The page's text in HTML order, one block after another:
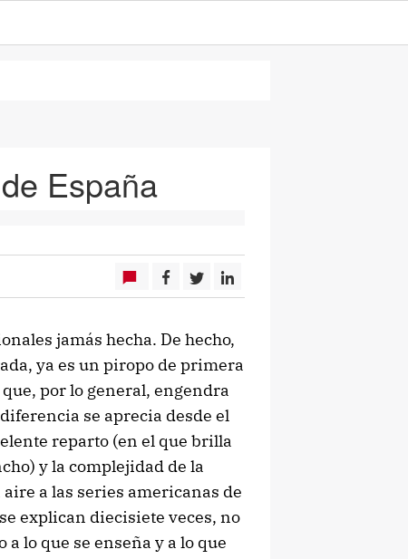
España
jamás hecha. De hecho,
ya es un piropo de primera
por lo general, engendra
se aprecia desde el
reparto (en el que brilla
y la complejidad de la
a las series americanas de
explican diecisiete veces, no
lo que se enseña y a lo que